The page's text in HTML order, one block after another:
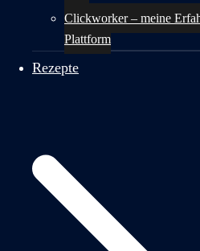
Clickworker – meine
Plattform
Rezepte